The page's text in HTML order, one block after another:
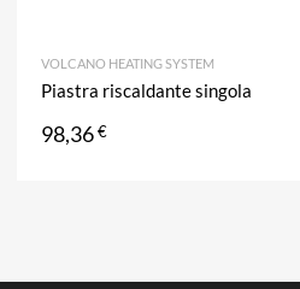
VOLCANO HEATING SYSTEM
Piastra riscaldante singola
98,36€